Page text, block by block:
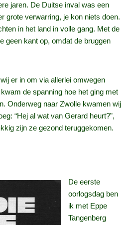
jaren. De Duitse inval was een
grote verwarring, je kon niets doen.
in het land in volle gang. Met de
geen kant op, omdat de bruggen
er in om via allerlei omwegen
de spanning hoe het ging met
Onderweg naar Zwolle kwamen wij
“Hej al wat van Gerard heurt?”,
zijn ze gezond teruggekomen.
De eerste
oorlogsdag ben
ik met Eppe
Tangenberg